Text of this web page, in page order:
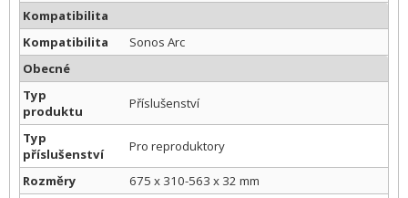
Kompatibilita
Kompatibilita
Sonos Arc
Obecné
Typ
produktu
Příslušenství
Typ
příslušenství
Pro reproduktory
Rozměry
675 x 310-563 x 32 mm